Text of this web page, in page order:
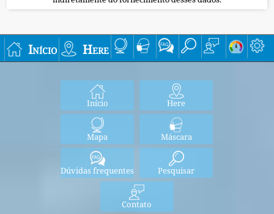
Início Here
Início Here
Mapa Máscara
Dúvidas frequentes Pesquisar
Contato